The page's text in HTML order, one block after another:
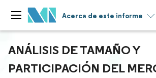
Acerca de este informe
ANÁLISIS DE TAMAÑO Y
PARTICIPACIÓN DEL